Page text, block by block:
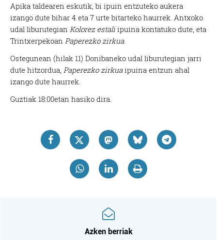
Apika taldearen eskutik, bi ipuin entzuteko aukera
izango dute bihar 4 eta 7 urte bitarteko haurrek. Antxoko
udal liburutegian Kolorez estaliipuina kontatuko dute, eta
Trintxerpekoan Paperezko zirkua.
Ostegunean (hilak 11) Donibaneko udal liburutegian jarri
dute hitzordua, Paperezko zirkuaipuina entzun ahal
izango dute haurrek.
Guztiak 18:00etan hasiko dira.
Azken berriak